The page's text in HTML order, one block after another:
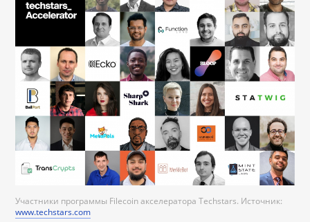
Участники программы Filecoin акселератора Techstars. Источник:
www.techstars.com